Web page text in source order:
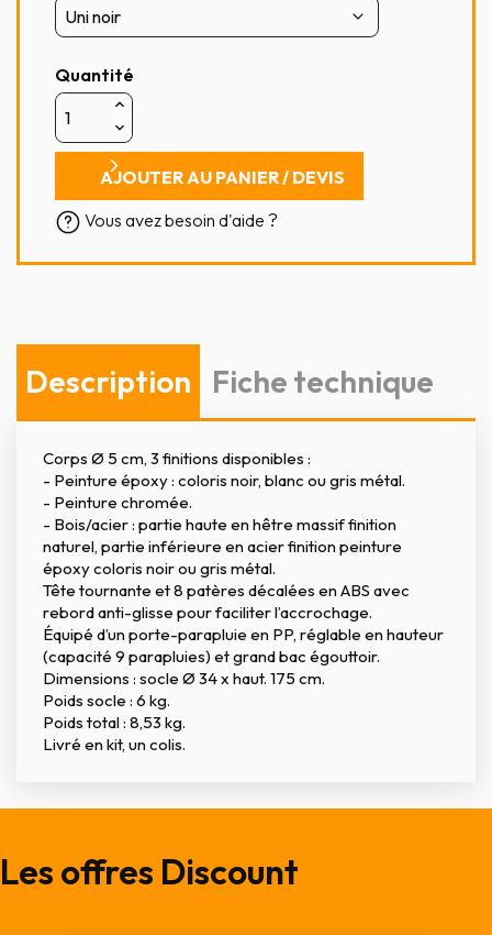
Quantité
AJOUTER AU PANIER / DEVIS
Vous avez besoin d'aide ?
Description Fiche technique
Corps Ø 5 cm, 3 finitions disponibles :
- Peinture époxy : coloris noir, blanc ou gris métal.
- Peinture chromée.
- Bois/acier : partie haute en hêtre massif finition
naturel, partie inférieure en acier finition peinture
époxy coloris noir ou gris métal.
Tête tournante et 8 patères décalées en ABS avec
rebord anti-glisse pour faciliter l’accrochage.
Équipé d’un porte-parapluie en PP, réglable en hauteur
(capacité 9 parapluies) et grand bac égouttoir.
Dimensions : socle Ø 34 x haut. 175 cm.
Poids socle : 6 kg.
Poids total : 8,53 kg.
Livré en kit, un colis.
Les offres Discount